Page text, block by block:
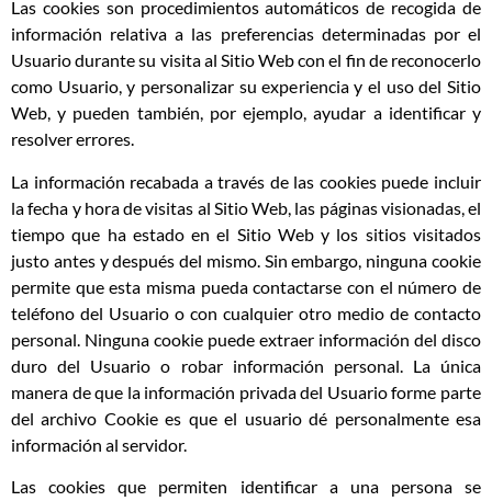
Las cookies son procedimientos automáticos de recogida de
información relativa a las preferencias determinadas por el
Usuario durante su visita al Sitio Web con el fin de reconocerlo
como Usuario, y personalizar su experiencia y el uso del Sitio
Web, y pueden también, por ejemplo, ayudar a identificar y
resolver errores.
La información recabada a través de las cookies puede incluir
la fecha y hora de visitas al Sitio Web, las páginas visionadas, el
tiempo que ha estado en el Sitio Web y los sitios visitados
justo antes y después del mismo. Sin embargo, ninguna cookie
permite que esta misma pueda contactarse con el número de
teléfono del Usuario o con cualquier otro medio de contacto
personal. Ninguna cookie puede extraer información del disco
duro del Usuario o robar información personal. La única
manera de que la información privada del Usuario forme parte
del archivo Cookie es que el usuario dé personalmente esa
información al servidor.
Las cookies que permiten identificar a una persona se